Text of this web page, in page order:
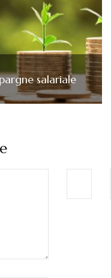
salariale